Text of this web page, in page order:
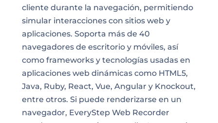
cliente durante la navegación, permitiendo
simular interacciones con sitios web y
aplicaciones. Soporta más de 40
navegadores de escritorio y móviles, así
como frameworks y tecnologías usadas en
aplicaciones web dinámicas como HTML5,
Java, Ruby, React, Vue, Angular y Knockout,
entre otros. Si puede renderizarse en un
navegador, EveryStep Web Recorder